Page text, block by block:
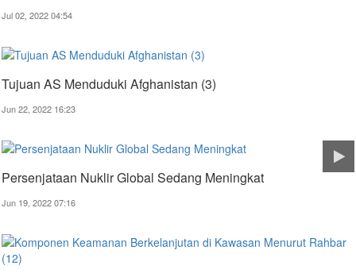
Jul 02, 2022 04:54
Tujuan AS Menduduki Afghanistan (3)
Jun 22, 2022 16:23
Persenjataan Nuklir Global Sedang Meningkat
Jun 19, 2022 07:16